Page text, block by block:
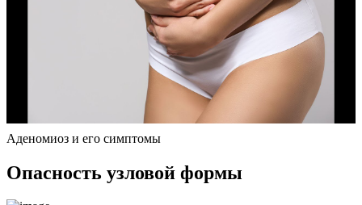
Аденомиоз и его симптомы
Опасность узловой формы